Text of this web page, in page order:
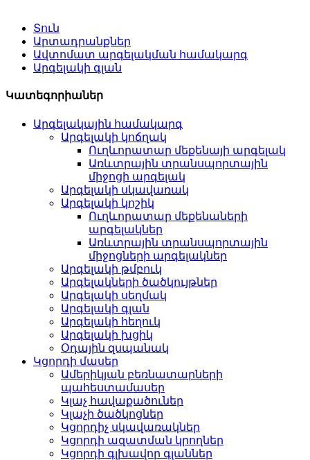
Տուն
Արտադրանքներ
Ավտոմատ արգելակման համակարգ
Արգելակի գլան
Կատեգորիաներ
Արգելակային համակարգ
Արգելակի կոճղակ
Ուղևորատար մեքենայի արգելակ
Առևտրային տրանսպորտային
միջոցի արգելակ
Արգելակի սկավառակ
Արգելակի կոշիկ
Ուղևորատար մեքենաների
արգելակներ
Առևտրային տրանսպորտային
միջոցների արգելակներ
Արգելակի թմբուկ
Արգելակների ծածկույթներ
Արգելակի սեղմակ
Արգելակի գլան
Արգելակի հեղուկ
Արգելակի խցիկ
Օդային զսպանակ
Կցորդի մասեր
Ամերիկյան բեռնատարների
պահեստամասեր
Կլաչ հավաքածուներ
Կլաչի ծածկոցներ
Կցորդիչ սկավառակներ
Կցորդի ազատման կրողներ
Կցորդի գլխավոր գլաններ